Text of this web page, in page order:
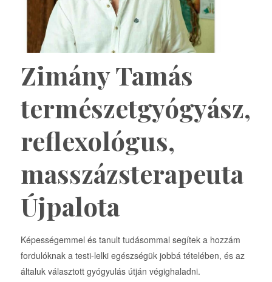
Zimány Tamás
természetgyógyász,
reflexológus,
masszázsterapeuta
Újpalota
Képességemmel és tanult tudásommal segítek a hozzám
fordulóknak a testi-lelki egészségük jobbá tételében, és az
általuk választott gyógyulás útján végighaladni.